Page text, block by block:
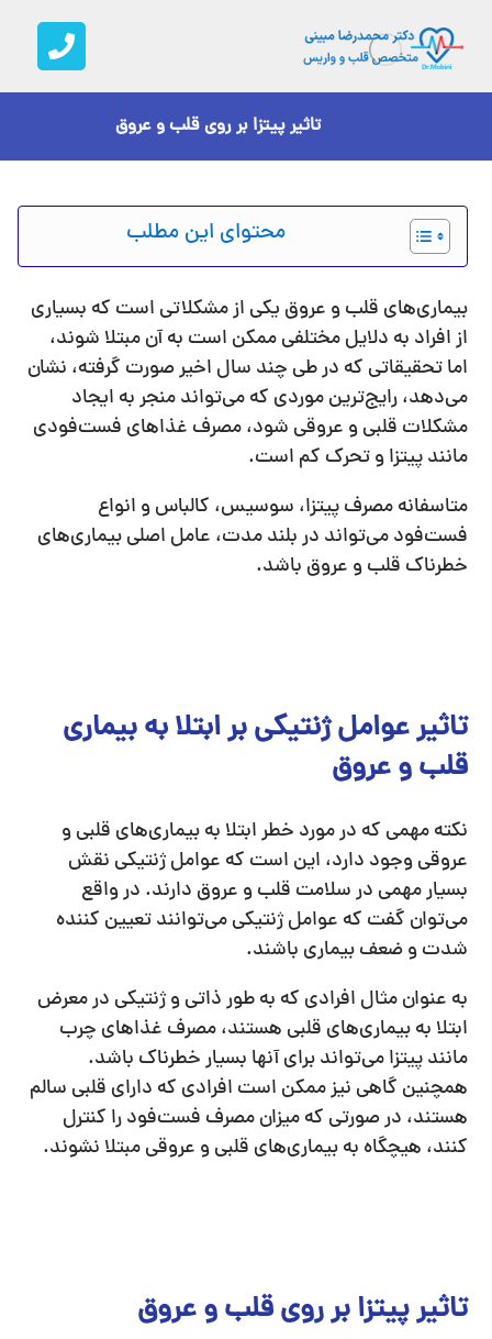
تاثیر پیتزا بر روی قلب و عروق
محتوای این مطلب
بیماری‌های قلب و عروق یکی از مشکلاتی است که بسیاری
از افراد به دلایل مختلفی ممکن است به آن مبتلا شوند،
اما تحقیقاتی که در طی چند سال اخیر صورت گرفته، نشان
می‌دهد، رایج‌ترین موردی که می‌تواند منجر به ایجاد
مشکلات قلبی و عروقی شود، مصرف غذاهای فست‌فودی
مانند پیتزا و تحرک کم است.
متاسفانه مصرف پیتزا، سوسیس، کالباس و انواع
فست‌فود می‌تواند در بلند مدت، عامل اصلی بیماری‌های
خطرناک قلب و عروق باشد.
تاثیر عوامل ژنتیکی بر ابتلا به بیماری
قلب و عروق
نکته مهمی که در مورد خطر ابتلا به بیماری‌های قلبی و
عروقی وجود دارد، این است که عوامل ژنتیکی نقش
بسیار مهمی در سلامت قلب و عروق دارند. در واقع
می‌توان گفت که عوامل ژنتیکی می‌توانند تعیین کننده
شدت و ضعف بیماری باشند.
به عنوان مثال افرادی که به طور ذاتی و ژنتیکی در معرض
ابتلا به بیماری‌های قلبی هستند، مصرف غذاهای چرب
مانند پیتزا می‌تواند برای آنها بسیار خطرناک باشد.
همچنین گاهی نیز ممکن است افرادی که دارای قلبی سالم
هستند، در صورتی که میزان مصرف فست‌فود را کنترل
کنند، هیچگاه به بیماری‌های قلبی و عروقی مبتلا نشوند.
تاثیر پیتزا بر روی قلب و عروق